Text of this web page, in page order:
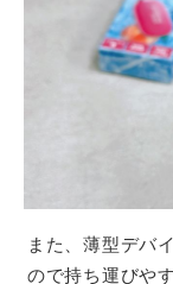
また、薄型デバ
ので持ち運びや